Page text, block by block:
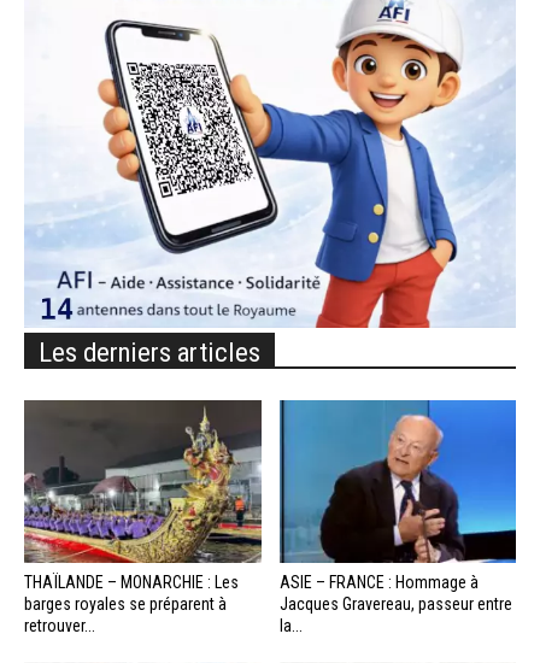
Les derniers articles
THAÏLANDE – MONARCHIE : Les
barges royales se préparent à
retrouver...
ASIE – FRANCE : Hommage à
Jacques Gravereau, passeur entre
la...